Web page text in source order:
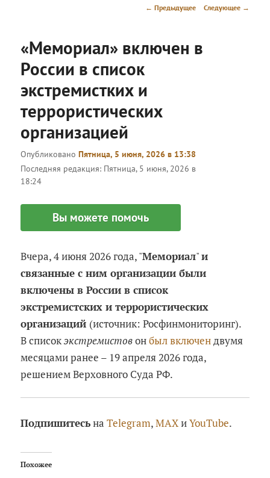
Навигация
← Предыдущее Следующее →
«Мемориал» включен в
России в список
экстремистких и
террористических
организацией
ОпубликованоПятница, 5 июня, 2026 в 13:38
Последняя редакция: Пятница, 5 июня, 2026 в
18:24
Вы можете помочь
Вчера, 4 июня 2026 года, "Мемориал"и
связанные с ним организации были
включены в России в список
экстремистских и террористических
организаций (источник: Росфинмониторинг).
В списокэкстремистовонбыл включендвумя
месяцами ранее – 19 апреля 2026 года,
решением Верховного Суда РФ.
ПодпишитесьнаTelegram,MAXиYouTube.
Похожее